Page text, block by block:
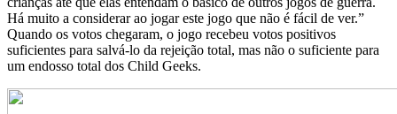
Há muito a considerar ao jogar este jogo que não é fácil de ver.”
Quando os votos chegaram, o jogo recebeu votos positivos
suficientes para salvá-lo da rejeição total, mas não o suficiente para
um endosso total dos Child Geeks.